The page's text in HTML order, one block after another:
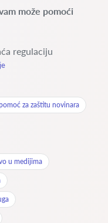
može pomoći
regulaciju
za zaštitu novinara
u medijima